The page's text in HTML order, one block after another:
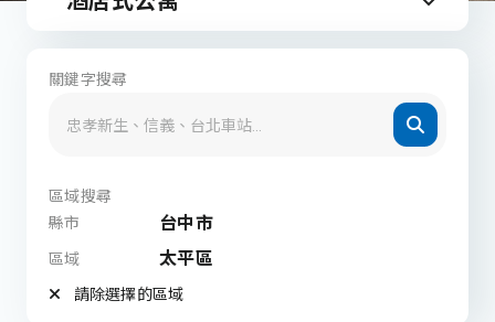
關鍵字搜尋
區域搜尋
縣市
台中市
區域 太平區
請除選擇的區域